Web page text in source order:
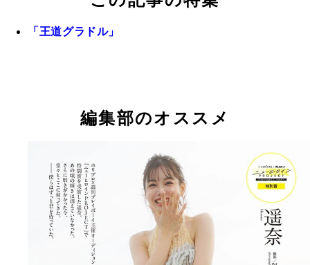
「王道グラドル」
編集部のオススメ